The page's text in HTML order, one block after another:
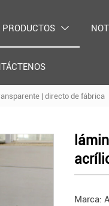
PRODUCTOS 
| directo de fábrica
Marca: